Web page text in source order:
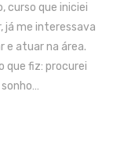
curso que iniciei
já me interessava
e atuar na área.
que fiz: procurei